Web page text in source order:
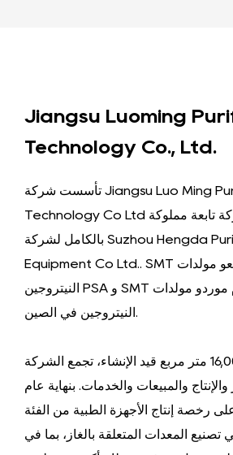
Jiangsu Luoming
Technology Co., Ltd.
تأسست شركة Jiangsu Luo Ming Purification
Technology Co Ltd في مايو 2020 كشركة تابعة مملوكة
بالكامل لشركة Suzhou Hengda Purification
Equipment Co Ltd.. SMT تنحس لحام مصنعو مولدات
النيتروجين PSA
SMT تنحس لحام موردو مولدات
النيتروجين في الصين .
بمساحة تزيد عن 16,000 متر مربع قيد الإنشاء، تجمع الشركة
والمبيعات والخدمات. بنهاية عام
على رخصة إنتاج الأجهزة الطبية من الفئة
تصنيع المعدات المتعلقة بالغاز، بما في